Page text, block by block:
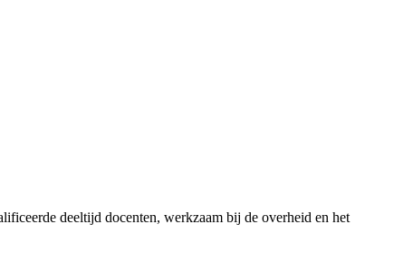
deeltijd docenten, werkzaam bij de overheid en het